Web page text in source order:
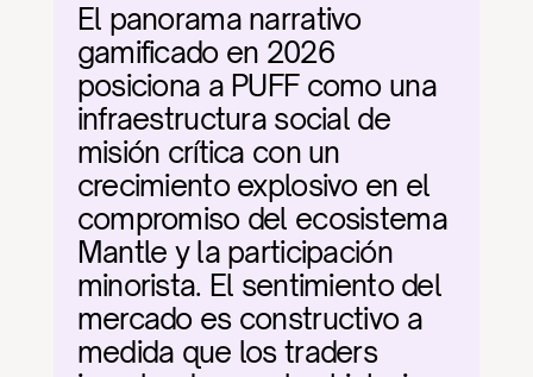
El panorama narrativo
gamificado en 2026
posiciona a PUFF como una
infraestructura social de
misión crítica con un
crecimiento explosivo en el
compromiso del ecosistema
Mantle y la participación
minorista. El sentimiento del
mercado es constructivo a
medida que los traders